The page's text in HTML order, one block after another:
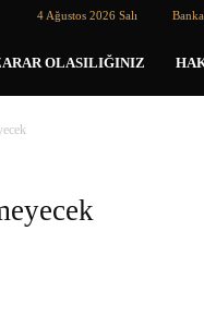
4 Ağustos 2026 Salı
OLASILIĞINIZ